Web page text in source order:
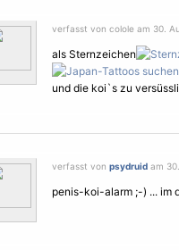
verfasst von colole am 30.
als Sternzeichen
und die koi`s zu
verfasst von psydruid am
penis-koi-alarm ;-) ... im